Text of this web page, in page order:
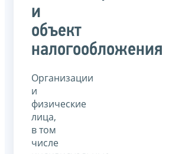
и
объект
налогообложения
Организации
и
физические
лица,
в том
числе